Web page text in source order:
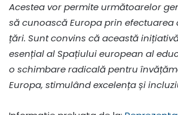
Acestea vor permite următoarelor
să cunoască Europa prin efectuarea
țări. Sunt convins că această
esențial al Spațiului european al
o schimbare radicală pentru
Europa, stimulând excelența și